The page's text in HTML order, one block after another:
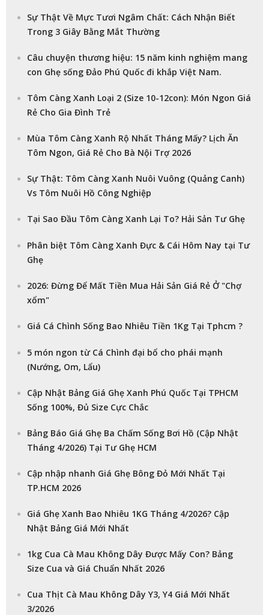
Sự Thật Về Mực Tươi Ngâm Chất: Cách Nhận Biết
Trong 3 Giây Bằng Mắt Thường
Câu chuyện thương hiệu: 15 năm kinh nghiệm mang
con Ghẹ sống Đảo Phú Quốc đi khắp Việt Nam.
Tôm Càng Xanh Loại 2 (Size 10-12con): Món Ngon Giá
Rẻ Cho Gia Đình Trẻ
Mùa Tôm Càng Xanh Rộ Nhất Tháng Mấy? Lịch Ăn
Tôm Ngon, Giá Rẻ Cho Bà Nội Trợ 2026
Sự Thật: Tôm Càng Xanh Nuôi Vuông (Quảng Canh)
Vs Tôm Nuôi Hồ Công Nghiệp
Tại Sao Đầu Tôm Càng Xanh Lại To? Hải Sản Tư Ghẹ
Phân biệt Tôm Càng Xanh Đực & Cái Hôm Nay tại Tư
Ghẹ
2026: Đừng Để Mất Tiền Mua Hải Sản Giá Rẻ Ở "Chợ
xổm"
Giá Cá Chình Sống Bao Nhiêu Tiền 1Kg Tại Tphcm ?
5 món ngon từ Cá Chình đại bổ cho phái mạnh
(Nướng, Om, Lẩu)
Cập Nhật Bảng Giá Ghẹ Xanh Phú Quốc Tại TPHCM
Sống 100%, Đủ Size Cực Chắc
Bảng Báo Giá Ghẹ Ba Chấm Sống Bơi Hồ (Cập Nhật
Tháng 4/2026) Tại Tư Ghẹ HCM
Cập nhập nhanh Giá Ghẹ Bông Đỏ Mới Nhất Tại
TP.HCM 2026
Giá Ghẹ Xanh Bao Nhiêu 1KG Tháng 4/2026? Cập
Nhật Bảng Giá Mới Nhất
1kg Cua Cà Mau Không Dây Được Mấy Con? Bảng
Size Cua và Giá Chuẩn Nhất 2026
Cua Thịt Cà Mau Không Dây Y3, Y4 Giá Mới Nhất
3/2026